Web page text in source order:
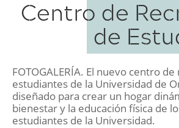
Centro de
de
FOTOGALERÍA. El nuevo centro
estudiantes de la Universidad de
diseñado para crear un hogar
bienestar y la educación física de
estudiantes de la Universidad.